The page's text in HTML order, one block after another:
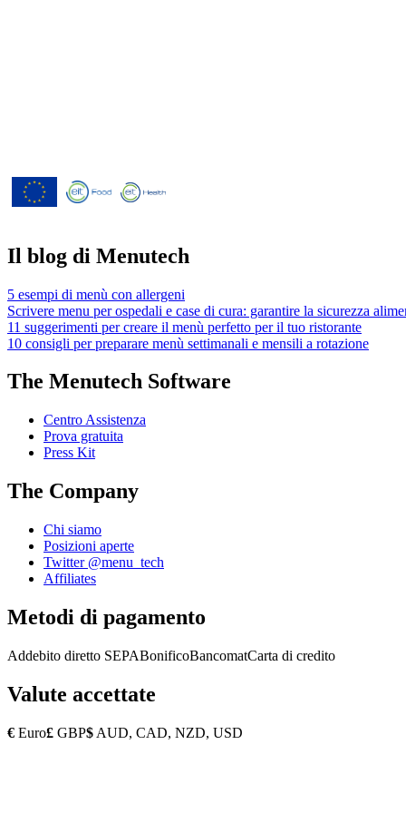
Il blog di Menutech
5 esempi di menù con allergeni
Scrivere menu per ospedali e case di cura: garantire la sicurezza
11 suggerimenti per creare il menù perfetto per il tuo ristorante
10 consigli per preparare menù settimanali e mensili a rotazione
The Menutech Software
Centro Assistenza
Prova gratuita
Press Kit
The Company
Chi siamo
Posizioni aperte
Twitter @menu_tech
Affiliates
Metodi di pagamento
Addebito diretto SEPABonificoBancomatCarta di credito
Valute accettate
€ Euro£ GBP$ AUD, CAD, NZD, USD